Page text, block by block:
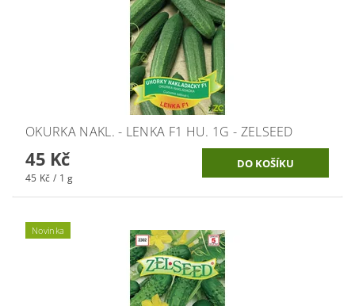
OKURKA NAKL. - LENKA F1 HU. 1G - ZELSEED
45 Kč
45 Kč / 1 g
Novinka